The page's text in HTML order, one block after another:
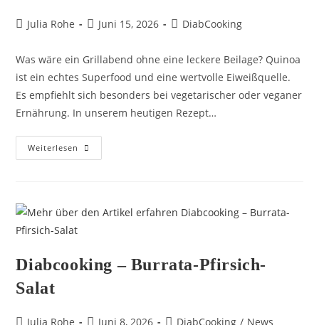
Julia Rohe Juni 15, 2026 DiabCooking
Was wäre ein Grillabend ohne eine leckere Beilage? Quinoa
ist ein echtes Superfood und eine wertvolle Eiweißquelle.
Es empfiehlt sich besonders bei vegetarischer oder veganer
Ernährung. In unserem heutigen Rezept…
Weiterlesen
Diabcooking – Burrata-Pfirsich-
Salat
Julia Rohe Juni 8, 2026 DiabCooking / News